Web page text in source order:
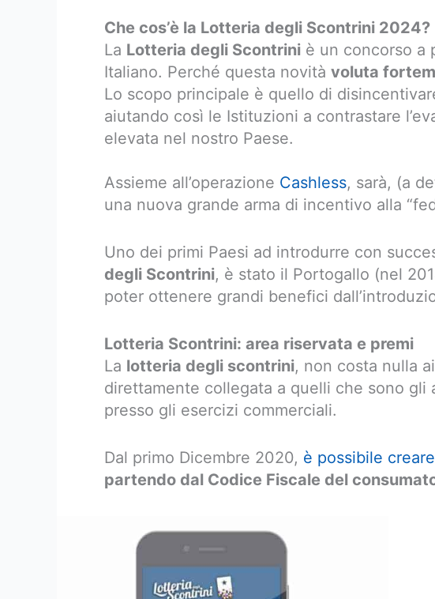
Che cos’è la Lotteria degli Scontrini 2024?
La Lotteria degli Scontrini è un concorso a
Italiano. Perché questa novità voluta
Lo scopo principale è quello di
aiutando così le Istituzioni a contrastare
elevata nel nostro Paese.
Assieme all’operazione Cashless, sarà, (a
una nuova grande arma di incentivo alla
Uno dei primi Paesi ad introdurre con
degli Scontrini, è stato il Portogallo (nel
poter ottenere grandi benefici
Lotteria Scontrini: area riservata e premi
La lotteria degli scontrini, non costa nulla
direttamente collegata a quelli che sono
presso gli esercizi commerciali.
Dal primo Dicembre 2020, è possibile
partendo dal Codice Fiscale del